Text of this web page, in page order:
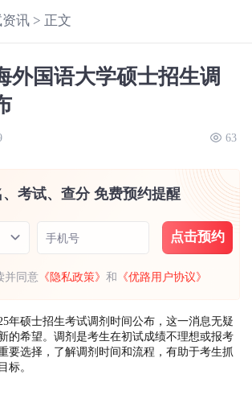
讯 > 正文
外国语大学硕士招生调
63
考试、查分 免费预约提醒
手机号 点击预约
并同意 《隐私政策》和 《优路用户协议》
年硕士招生考试调剂时间公布，这一消息无疑
的希望。调剂是考生在初试成绩不理想或报考
要选择，了解调剂时间和流程，有助于考生抓
标。